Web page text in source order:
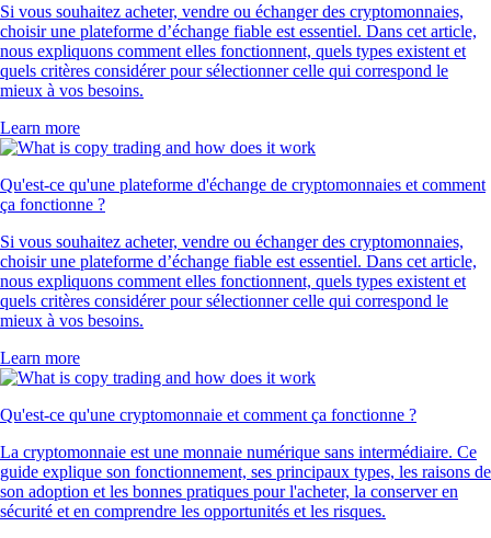
Si vous souhaitez acheter, vendre ou échanger des cryptomonnaies,
choisir une plateforme d’échange fiable est essentiel. Dans cet article,
nous expliquons comment elles fonctionnent, quels types existent et
quels critères considérer pour sélectionner celle qui correspond le
mieux à vos besoins.
Learn more
Qu'est-ce qu'une plateforme d'échange de cryptomonnaies et comment
ça fonctionne ?
Si vous souhaitez acheter, vendre ou échanger des cryptomonnaies,
choisir une plateforme d’échange fiable est essentiel. Dans cet article,
nous expliquons comment elles fonctionnent, quels types existent et
quels critères considérer pour sélectionner celle qui correspond le
mieux à vos besoins.
Learn more
Qu'est-ce qu'une cryptomonnaie et comment ça fonctionne ?
La cryptomonnaie est une monnaie numérique sans intermédiaire. Ce
guide explique son fonctionnement, ses principaux types, les raisons de
son adoption et les bonnes pratiques pour l'acheter, la conserver en
sécurité et en comprendre les opportunités et les risques.